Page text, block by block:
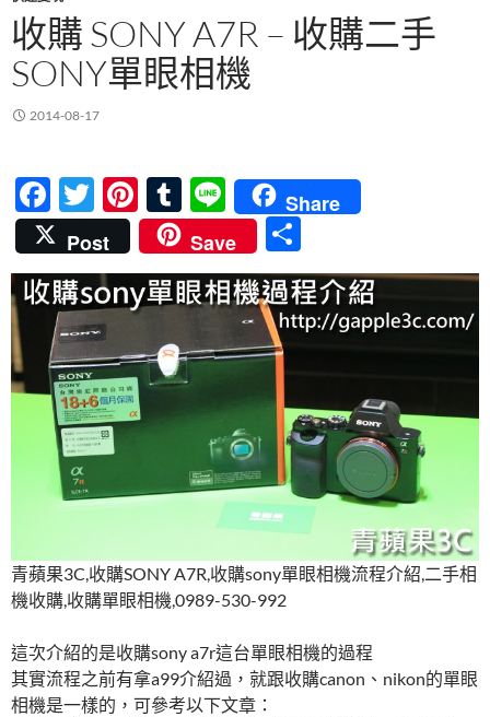
收購 SONY A7R – 收購二手
SONY單眼相機
2014-08-17
F
ac
e
b
o
o
k
T
w
itt
er
Pi
nt
er
es
T
u
m
bl
Li
n
e
Share
Post
Save
享
青蘋果3C,收購SONY A7R,收購sony單眼相機流程介紹,二手相
機收購,收購單眼相機,0989-530-992
這次介紹的是收購sony a7r這台單眼相機的過程
其實流程之前有拿a99介紹過，就跟收購canon、nikon的單眼
相機是一樣的，可參考以下文章：